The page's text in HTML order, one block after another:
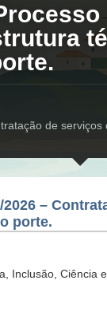
de
–
porte.
Inclusão, Ciência